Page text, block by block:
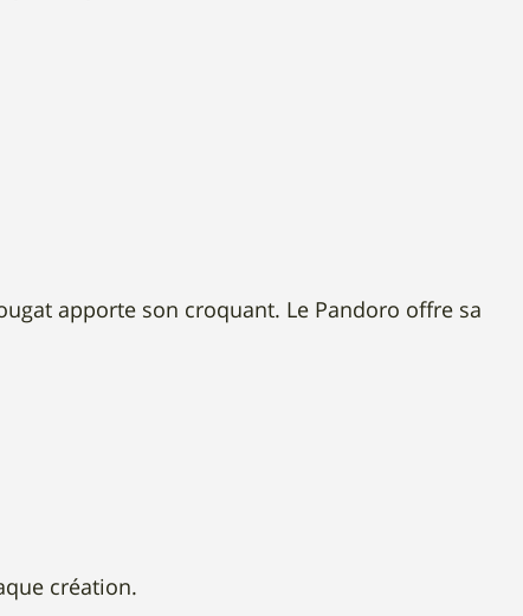
apporte son croquant. Le Pandoro offre sa
création.